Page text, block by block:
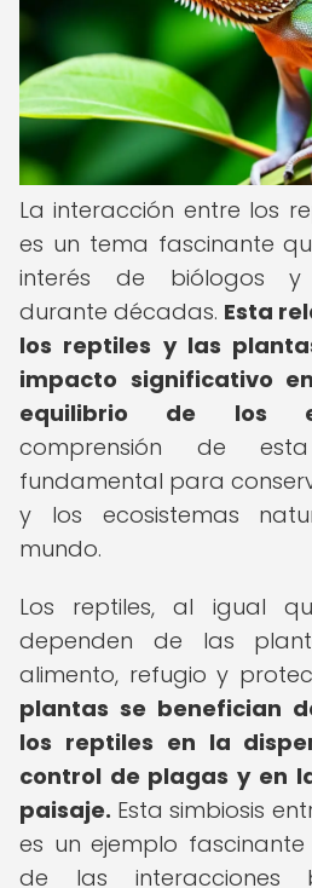
La interacción entre los
es un tema fascinante
interés de biólogos y
durante décadas. Esta
los reptiles y las
impacto significativo
equilibrio de los
comprensión de
fundamental para
y los ecosistemas
mundo.
Los reptiles, al igual
dependen de las
alimento, refugio y
plantas se benefician
los reptiles en la
control de plagas y en
paisaje. Esta simbiosis
es un ejemplo
de las interacciones